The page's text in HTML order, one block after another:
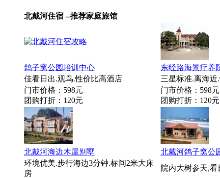
北戴河住宿 --推荐家庭旅馆
鸽子窝公园培训中心
东经路海景疗养
佳看日出.观鸟.性价比高酒店
三星标准.离海
门市价格：598元
团购打折：120元
门市价格：598元
团购打折：120元
北戴河海边木屋别墅
北戴河鸽子窝公
环境优美.步行海边3分钟.标间2米大床
房
院内大树参天,